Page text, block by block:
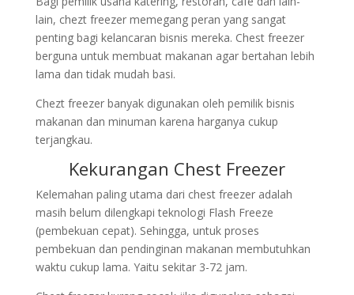
lain, chezt freezer memegang peran yang sangat
penting bagi kelancaran bisnis mereka. Chest freezer
berguna untuk membuat makanan agar bertahan lebih
lama dan tidak mudah basi.
Chezt freezer banyak digunakan oleh pemilik bisnis
makanan dan minuman karena harganya cukup
terjangkau.
Kekurangan Chest Freezer
Kelemahan paling utama dari chest freezer adalah
masih belum dilengkapi teknologi Flash Freeze
(pembekuan cepat). Sehingga, untuk proses
pembekuan dan pendinginan makanan membutuhkan
waktu cukup lama. Yaitu sekitar 3-72 jam.